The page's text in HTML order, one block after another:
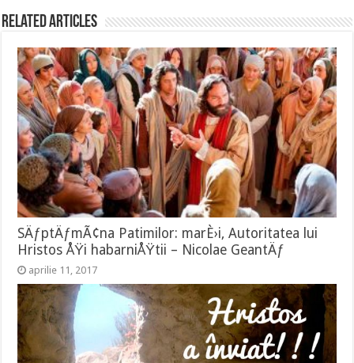
Related Articles
SÄƒptÄƒmÃ¢na Patimilor: marÈ›i, Autoritatea lui
Hristos ÅŸi habarniÅŸtii – Nicolae GeantÄƒ
aprilie 11, 2017